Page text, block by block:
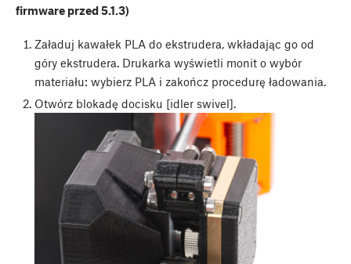
firmware przed 5.1.3)
Załaduj kawałek PLA do ekstrudera, wkładając go od
góry ekstrudera. Drukarka wyświetli monit o wybór
materiału: wybierz PLA i zakończ procedurę ładowania.
Otwórz blokadę docisku [idler swivel].